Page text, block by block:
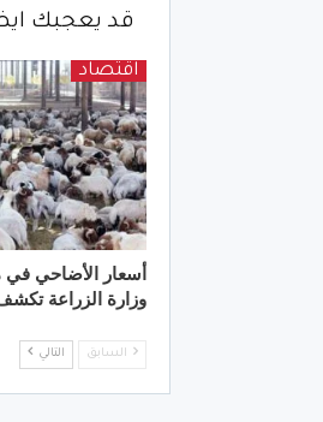
قد يعجبك
اقتصاد
وزارة الزراعة
السابق التالي